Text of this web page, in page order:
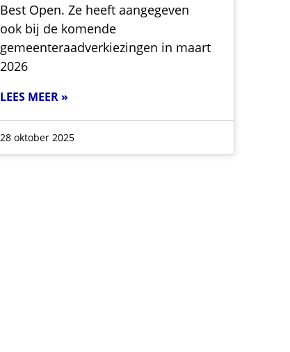
Best Open. Ze heeft aangegeven
ook bij de komende
gemeenteraadverkiezingen in maart
2026
LEES MEER »
28 oktober 2025